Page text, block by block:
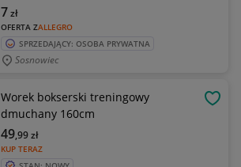
OFERTA ZALLEGRO
7zł
SPRZEDAJĄCY: OSOBA PRYWATNA
Sosnowiec
Worek bokserski treningowy
dmuchany 160cm
KUP TERAZ
49,99zł